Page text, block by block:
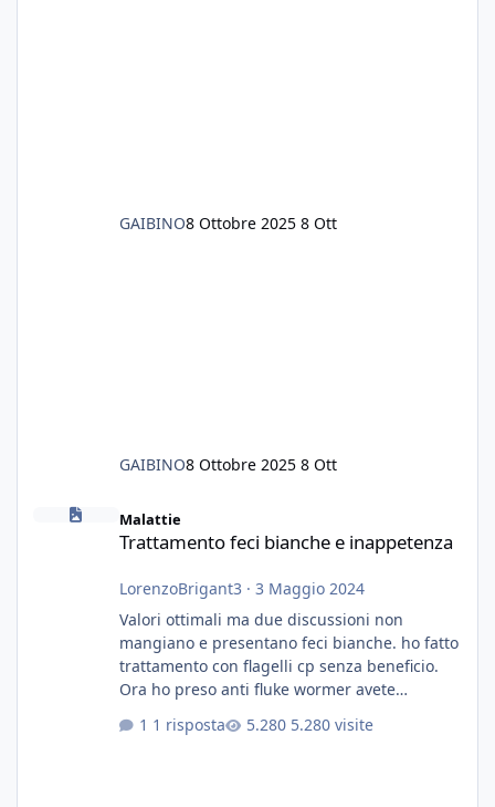
GAIBINO8 Ottobre 2025 8 Ott
GAIBINO8 Ottobre 2025 8 Ott
Trattamento feci bianche e inappetenza
Malattie
Trattamento feci bianche e inappetenza
LorenzoBrigant3 · 3 Maggio 2024
Valori ottimali ma due discussioni non
mangiano e presentano feci bianche. ho fatto
trattamento con flagelli cp senza beneficio.
Ora ho preso anti fluke wormer avete
sostanza
1 risposta 5.280 visite